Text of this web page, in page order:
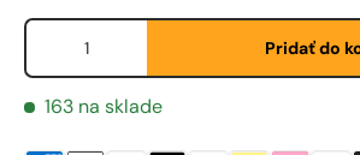
Postnummer *
Množstvo
Pridať do
163 na sklade